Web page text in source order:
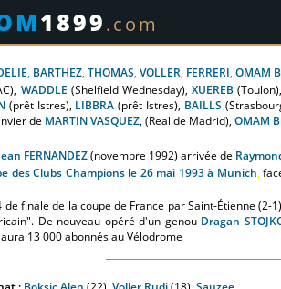
1899.com
, BARTHEZ, THOMAS, VOLLER, FERRERI, OMAM
WADDLE (Shelfield Wednesday), XUEREB
(prêt Istres), LIBBRA (prêt Istres), BAILLS
de MARTIN VASQUEZ, (Real de Madrid), OMAM
FERNANDEZ(novembre 1992) arrivée de
des Clubs Champions le 26 mai 1993 à Munich,
finale de la coupe de France par Saint-Étienne (2-
De nouveau opéré d'un genou Dragan
13 000 abonnés au Vélodrome